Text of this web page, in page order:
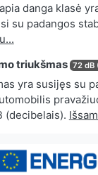
danga klasė
su padangos
triukšmas 72 dB
yra susijęs su
(decibelais).